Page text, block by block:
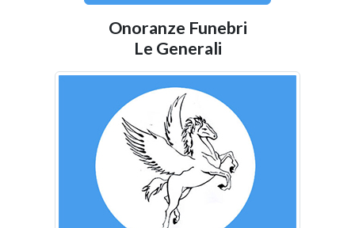
Onoranze Funebri
Le Generali